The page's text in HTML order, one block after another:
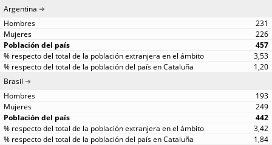
Argentina
231
226
457
3,53
1,20
Brasil
193
249
442
3,42
1,84